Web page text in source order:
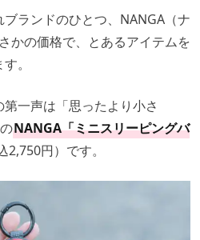
ランドのひとつ、NANGA（ナ
かの価格で、とあるアイテムを
。
一声は「思ったより小さ
NANGA「ミニスリーピングバ
2,750円）です。